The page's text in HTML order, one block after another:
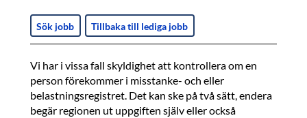
Sök jobb Tillbaka till lediga jobb
Vi har i vissa fall skyldighet att kontrollera om en
person förekommer i misstanke- och eller
belastningsregistret. Det kan ske på två sätt, endera
begär regionen ut uppgiften själv eller också